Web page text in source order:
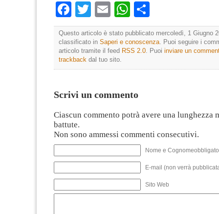
Facebook
TwitterEmailWhatsApp
Questo articolo è stato pubblicato mercoledì, 1 Giugno
classificato in Saperi e conoscenza. Puoi seguire i
articolo tramite il feed RSS 2.0. Puoi inviare un
trackback dal tuo sito.
Scrivi un commento
Ciascun commento potrà avere una lunghezza
battute.
Non sono ammessi commenti consecutivi.
Nome e
E-mail (non verrà
Sito Web